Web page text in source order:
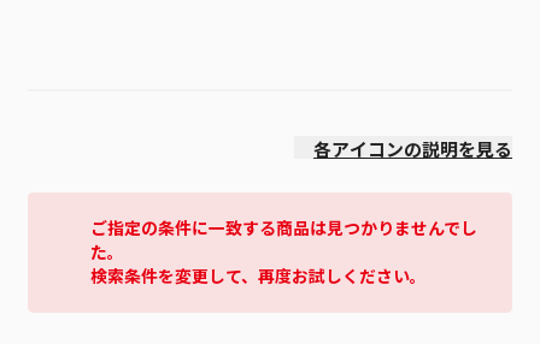
各アイコンの説明を見る
ご指定の条件に一致する商品は見つかりませんでし
た。
検索条件を変更して、再度お試しください。